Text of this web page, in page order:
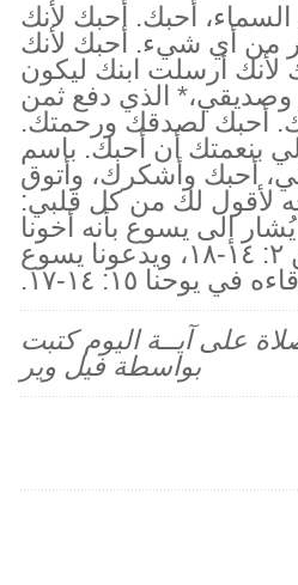
أحبك. أحبك لأنك
من أي شيء. أحبك لأنك
لأنك أرسلت ابنك ليكون
وصديقي،* الذي دفع ثمن
أحبك لصدقك ورحمتك.
بنعمتك أن أحبك. باسم
أحبك وأشكرك، وأتوق
لأقول لك من كل قلبي:
إلى يسوع بأنه أخونا
في عبرانيين ٢: ١٤-١٨، ويدعونا يسوع
في يوحنا ١٥: ١٤-١٧.
على آيــة اليوم كتبت
بواسطة فيل وير